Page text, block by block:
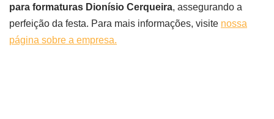
para formaturas Dionísio Cerqueira, assegurando a
perfeição da festa. Para mais informações, visite nossa
página sobre a empresa.